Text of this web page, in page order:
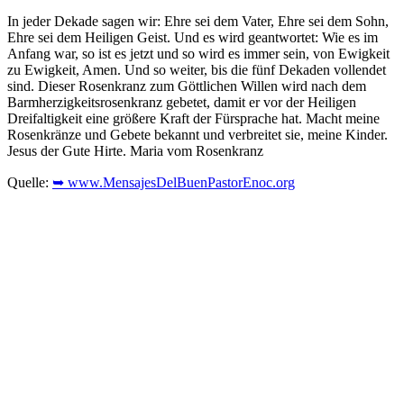
In jeder Dekade sagen wir: Ehre sei dem Vater, Ehre sei dem Sohn,
Ehre sei dem Heiligen Geist. Und es wird geantwortet: Wie es im
Anfang war, so ist es jetzt und so wird es immer sein, von Ewigkeit
zu Ewigkeit, Amen. Und so weiter, bis die fünf Dekaden vollendet
sind. Dieser Rosenkranz zum Göttlichen Willen wird nach dem
Barmherzigkeitsrosenkranz gebetet, damit er vor der Heiligen
Dreifaltigkeit eine größere Kraft der Fürsprache hat. Macht meine
Rosenkränze und Gebete bekannt und verbreitet sie, meine Kinder.
Jesus der Gute Hirte. Maria vom Rosenkranz
Quelle: ➥ www.MensajesDelBuenPastorEnoc.org